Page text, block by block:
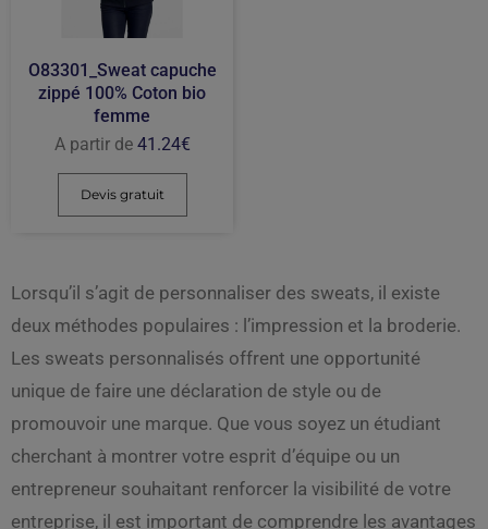
O83301_Sweat capuche
zippé 100% Coton bio
femme
A partir de 41.24€
Devis gratuit
Lorsqu’il s’agit de personnaliser des sweats, il existe
deux méthodes populaires : l’impression et la broderie.
Les sweats personnalisés offrent une opportunité
unique de faire une déclaration de style ou de
promouvoir une marque. Que vous soyez un étudiant
cherchant à montrer votre esprit d’équipe ou un
entrepreneur souhaitant renforcer la visibilité de votre
entreprise, il est important de comprendre les avantages